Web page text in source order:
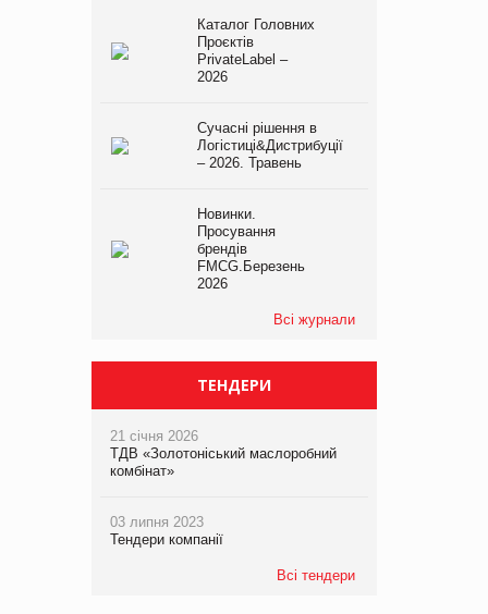
Каталог Головних
Проєктів
PrivateLabel –
2026
Сучасні рішення в
Логістиці&Дистрибуції
– 2026. Травень
Новинки.
Просування
брендів
FMCG.Березень
2026
Всі журнали
ТЕНДЕРИ
21 січня 2026
ТДВ «Золотоніський маслоробний
комбінат»
03 липня 2023
Тендери компанії
Всі тендери